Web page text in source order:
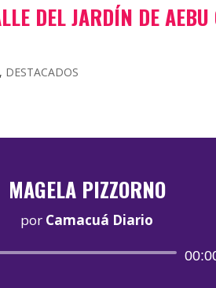
DEL JARDÍN DE
, DESTACADOS
MAGELA PIZZORNO
por Camacuá Diario
Reproductor